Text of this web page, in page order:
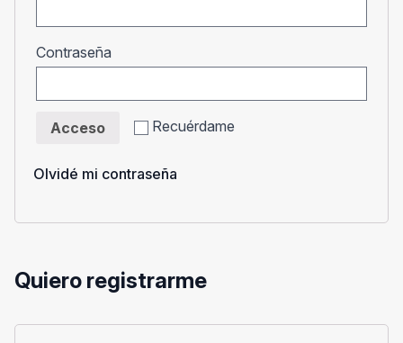
Contraseña
Recuérdame
Acceso
Olvidé mi contraseña
Quiero registrarme